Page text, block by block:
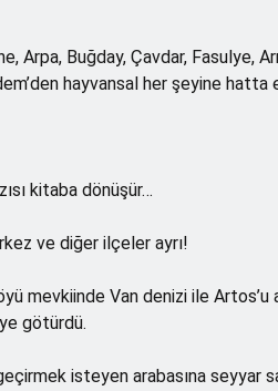
Arpa, Buğday, Çavdar, Fasulye,
hayvansal her şeyine
kitaba dönüşür…
ve diğer ilçeler ayrı!
mevkiinde Van denizi ile
götürdü.
isteyen arabasına seyyar